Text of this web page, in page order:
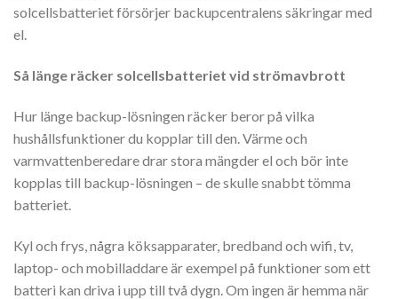
solcellsbatteriet försörjer backupcentralens säkringar med
el.
Så länge räcker solcellsbatteriet vid strömavbrott
Hur länge backup-lösningen räcker beror på vilka
hushållsfunktioner du kopplar till den. Värme och
varmvattenberedare drar stora mängder el och bör inte
kopplas till backup-lösningen – de skulle snabbt tömma
batteriet.
Kyl och frys, några köksapparater, bredband och wifi, tv,
laptop- och mobilladdare är exempel på funktioner som ett
batteri kan driva i upp till två dygn. Om ingen är hemma när